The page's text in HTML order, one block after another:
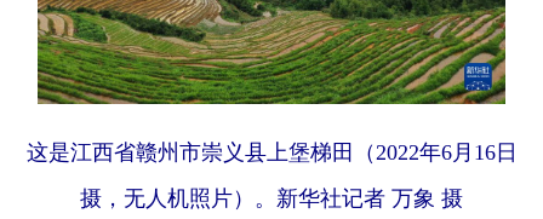
这是江西省赣州市崇义县上堡梯田（2022年6月16日
摄，无人机照片）。新华社记者 万象 摄